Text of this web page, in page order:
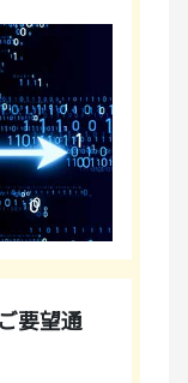
要望通